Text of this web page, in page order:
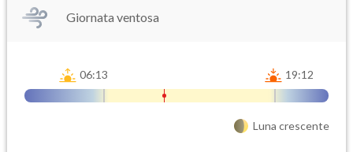
Giornata ventosa
06:13 19:12
Luna crescente